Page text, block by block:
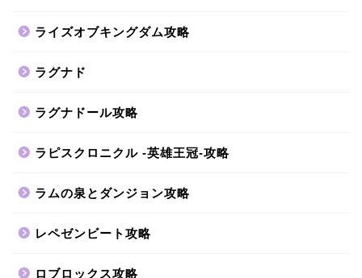
ライズオブキングダム攻略
ラグナド
ラグナドール攻略
ラピスクロニクル -英雄王冠-攻略
ラムの泉とダンジョン攻略
レペゼンビート攻略
ロブロックス攻略